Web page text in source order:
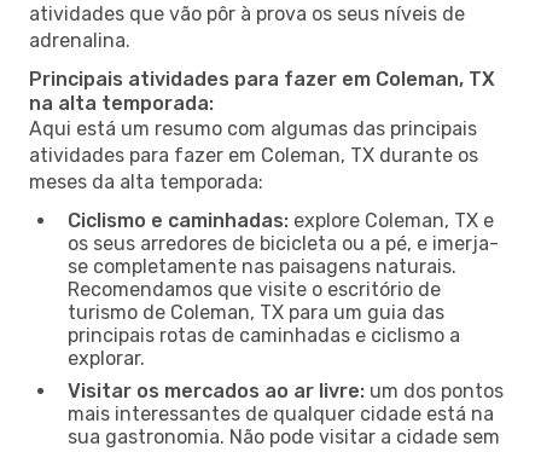
atividades que vão pôr à prova os seus níveis de
adrenalina.
Principais atividades para fazer em Coleman, TX
na alta temporada:
Aqui está um resumo com algumas das principais
atividades para fazer em Coleman, TX durante os
meses da alta temporada:
Ciclismo e caminhadas: explore Coleman, TX e
os seus arredores de bicicleta ou a pé, e imerja-
se completamente nas paisagens naturais.
Recomendamos que visite o escritório de
turismo de Coleman, TX para um guia das
principais rotas de caminhadas e ciclismo a
explorar.
Visitar os mercados ao ar livre: um dos pontos
mais interessantes de qualquer cidade está na
sua gastronomia. Não pode visitar a cidade sem